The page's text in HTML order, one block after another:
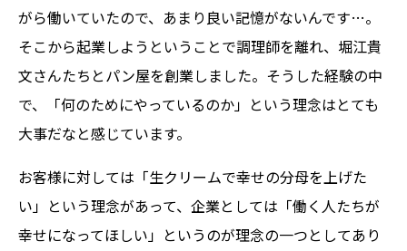
がら働いていたので、あまり良い記憶がないんです…。
そこから起業しようということで調理師を離れ、堀江貴
文さんたちとパン屋を創業しました。そうした経験の中
で、「何のためにやっているのか」という理念はとても
大事だなと感じています。
お客様に対しては「生クリームで幸せの分母を上げた
い」という理念があって、企業としては「働く人たちが
幸せになってほしい」というのが理念の一つとしてあり